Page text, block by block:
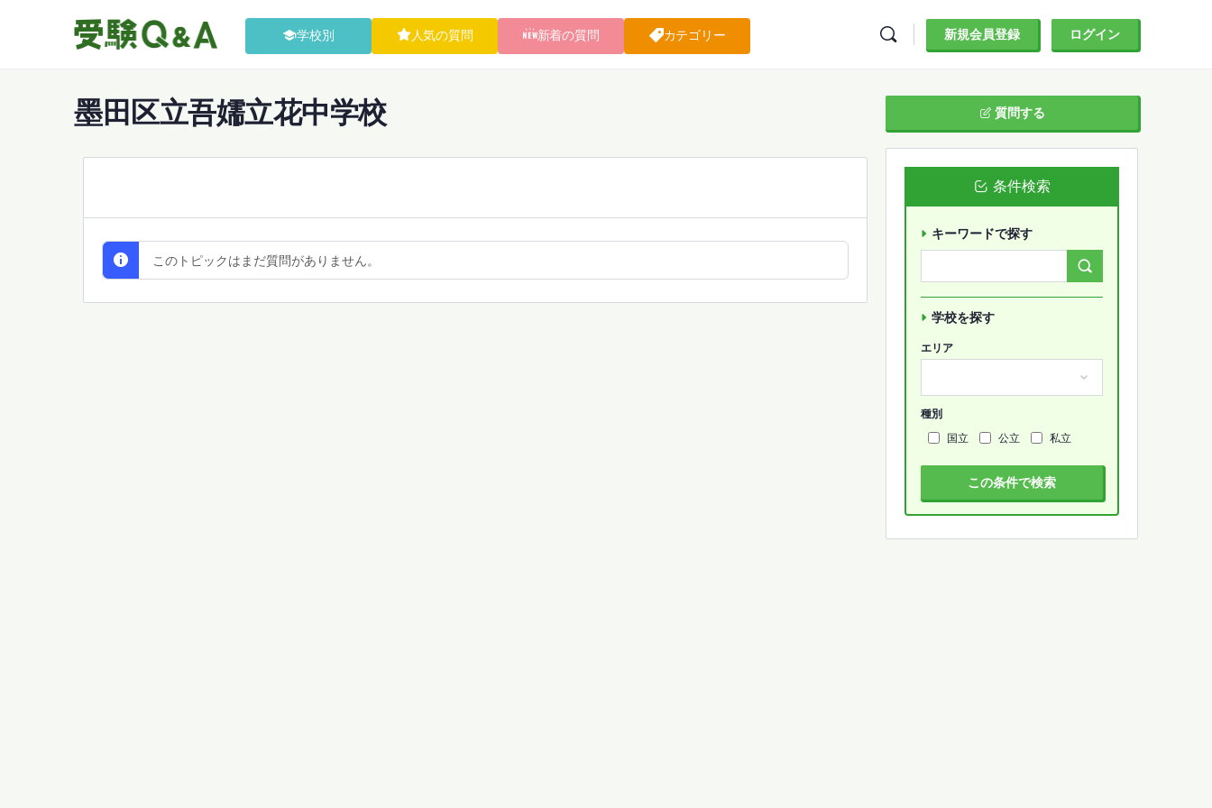
学校別 人気の質問 新着の質問 カテゴリー 新規会員登録 ログイン
墨田区立吾嬬立花中学校
このトピックはまだ質問がありません。
質問する
条件検索
キーワードで探す
学校を探す
エリア
種別
国立
公立 私立
この条件で検索